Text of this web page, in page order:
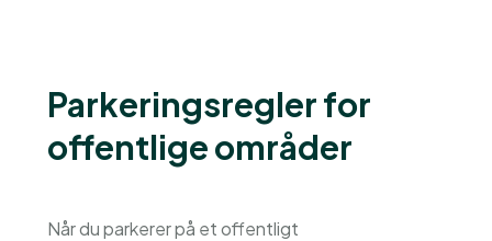
Parkeringsregler for
offentlige områder
Når du parkerer på et offentligt